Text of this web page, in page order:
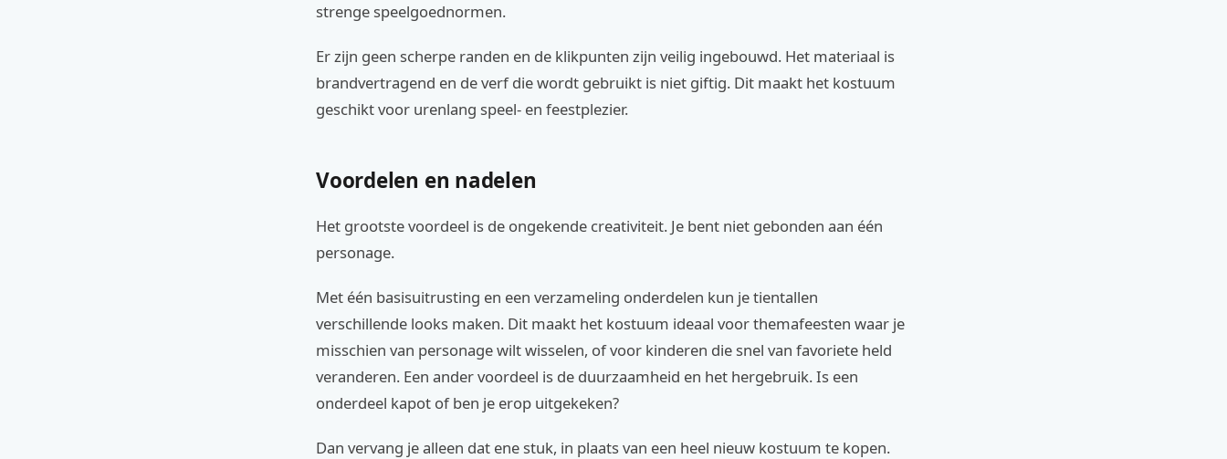
strenge speelgoednormen.
Er zijn geen scherpe randen en de klikpunten zijn veilig ingebouwd. Het materiaal is
brandvertragend en de verf die wordt gebruikt is niet giftig. Dit maakt het kostuum
geschikt voor urenlang speel- en feestplezier.
Voordelen en nadelen
Het grootste voordeel is de ongekende creativiteit. Je bent niet gebonden aan één
personage.
Met één basisuitrusting en een verzameling onderdelen kun je tientallen
verschillende looks maken. Dit maakt het kostuum ideaal voor themafeesten waar je
misschien van personage wilt wisselen, of voor kinderen die snel van favoriete held
veranderen. Een ander voordeel is de duurzaamheid en het hergebruik. Is een
onderdeel kapot of ben je erop uitgekeken?
Dan vervang je alleen dat ene stuk, in plaats van een heel nieuw kostuum te kopen.